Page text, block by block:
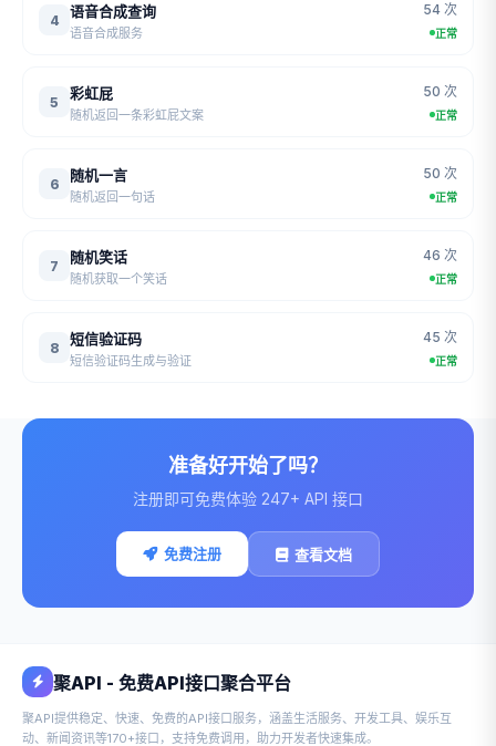
4
语音合成查询
语音合成服务
54 次
正常
5
彩虹屁
随机返回一条彩虹屁文案
50 次
正常
6
随机一言
随机返回一句话
50 次
正常
7
随机笑话
随机获取一个笑话
46 次
正常
8
短信验证码
短信验证码生成与验证
45 次
正常
准备好开始了吗？
注册即可免费体验 247+ API 接口
免费注册 查看文档
聚API - 免费API接口聚合平台
聚API提供稳定、快速、免费的API接口服务，涵盖生活服务、开发工具、娱乐互
动、新闻资讯等170+接口，支持免费调用，助力开发者快速集成。